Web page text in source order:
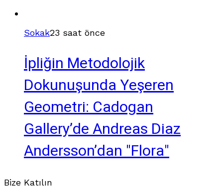
Sokak23 saat önce
İpliğin Metodolojik
Dokunuşunda Yeşeren
Geometri: Cadogan
Gallery’de Andreas Diaz
Andersson’dan "Flora"
Bize Katılın